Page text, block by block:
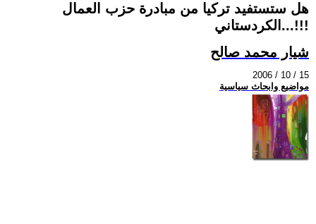
هل ستستفيد تركيا من مبادرة حزب العمال
الكردستاني...!!!
شيار محمد صالح
2006 / 10 / 15
مواضيع وابحاث سياسية